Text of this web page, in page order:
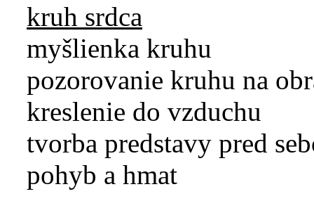
kruh srdca
myšlienka kruhu
pozorovanie kruhu na
kreslenie do vzduchu
tvorba predstavy pred
pohyb a hmat